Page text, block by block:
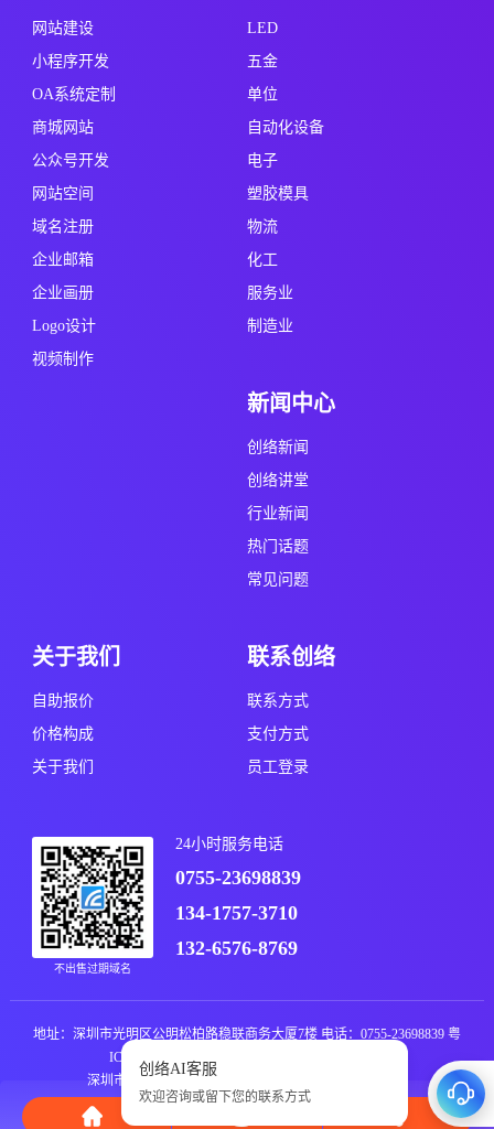
网站建设
小程序开发
OA系统定制
商城网站
公众号开发
网站空间
域名注册
企业邮箱
企业画册
Logo设计
视频制作
LED
五金
单位
自动化设备
电子
塑胶模具
物流
化工
服务业
制造业
新闻中心
创络新闻
创络讲堂
行业新闻
热门话题
常见问题
关于我们
自助报价
价格构成
关于我们
联系创络
联系方式
支付方式
员工登录
不出售过期域名
24小时服务电话
0755-23698839
134-1757-3710
132-6576-8769
地址：深圳市光明区公明松柏路稳联商务大厦7楼 电话：0755-23698839 粤
ICP备11019076号
深圳市创络科技有限公司 版权所有 © All rights reserved.